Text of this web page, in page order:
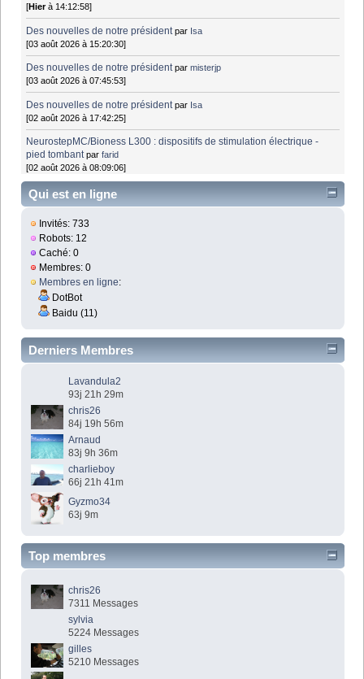
[Hierà 14:12:58]
Des nouvelles de notre président par Isa
[03 août 2026 à 15:20:30]
Des nouvelles de notre président parmisterjp
[03 août 2026 à 07:45:53]
Des nouvelles de notre président par Isa
[02 août 2026 à 17:42:25]
NeurostepMC/Bioness L300 : dispositifs de stimulation électrique -
pied tombant parfarid
[02 août 2026 à 08:09:06]
Qui est en ligne
Invités: 733
Robots: 12
Caché: 0
Membres: 0
Membres en ligne:
DotBot
Baidu (11)
Derniers Membres
Lavandula2
93j 21h 29m
chris26
84j 19h 56m
Arnaud
83j 9h 36m
charlieboy
66j 21h 41m
Gyzmo34
63j 9m
Top membres
chris26
7311 Messages
sylvia
5224 Messages
gilles
5210 Messages